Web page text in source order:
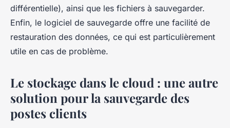
différentielle), ainsi que les fichiers à sauvegarder.
Enfin, le logiciel de sauvegarde offre une facilité de
restauration des données, ce qui est particulièrement
utile en cas de problème.
Le stockage dans le cloud : une autre
solution pour la sauvegarde des
postes clients